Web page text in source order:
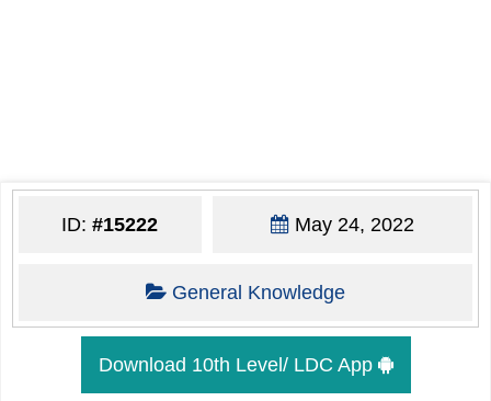
ID:#15222 May 24, 2022
General Knowledge
Download 10th Level/ LDC App